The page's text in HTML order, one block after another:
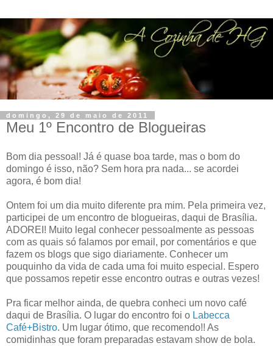
domingo, 29 de maio de 2011
Meu 1º Encontro de Blogueiras
Bom dia pessoal! Já é quase boa tarde, mas o bom do
domingo é isso, não? Sem hora pra nada... se acordei
agora, é bom dia!
Ontem foi um dia muito diferente pra mim. Pela primeira vez,
participei de um encontro de blogueiras, daqui de Brasília.
ADOREI! Muito legal conhecer pessoalmente as pessoas
com as quais só falamos por email, por comentários e que
fazem os blogs que sigo diariamente. Conhecer um
pouquinho da vida de cada uma foi muito especial. Espero
que possamos repetir esse encontro outras e outras vezes!
Pra ficar melhor ainda, de quebra conheci um novo café
daqui de Brasília. O lugar do encontro foi o Labecca
Café+Bistro. Um lugar ótimo, que recomendo!! As
comidinhas que foram preparadas estavam show de bola.